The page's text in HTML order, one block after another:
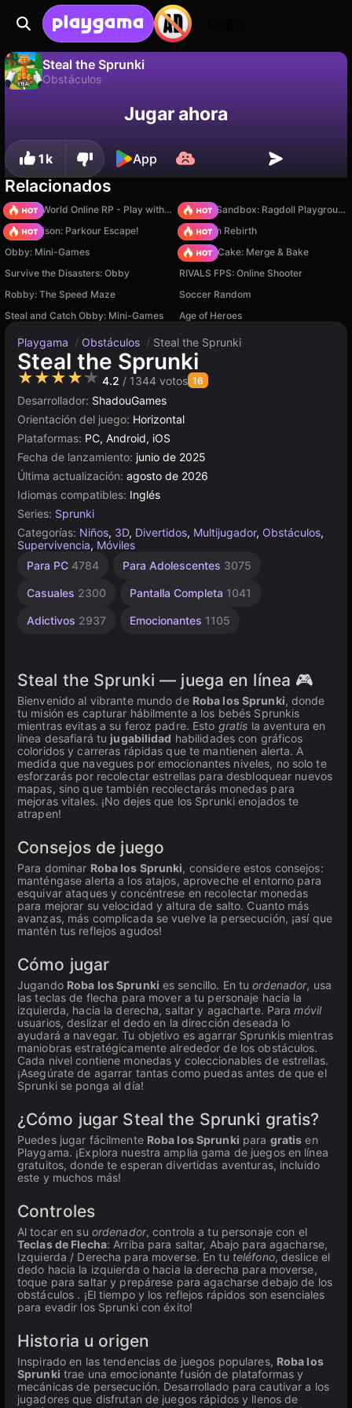
Steal the Sprunki
Obstáculos
¡Guarda el progreso!Jugar ahora
1k App
Relacionados
Sprunki World Online RP - Play with Friends!
Sprunki Sandbox: Ragdoll Playground Mode
Barry Prison: Parkour Escape!
Stickman Rebirth
Obby: Mini-Games
Piece of Cake: Merge & Bake
Survive the Disasters: Obby
RIVALS FPS: Online Shooter
Robby: The Speed Maze
Soccer Random
Steal and Catch Obby: Mini-Games
Age of Heroes
Playgama / Obstáculos / Steal the Sprunki
Steal the Sprunki
★★★★★ 4.2 / 1344 votos 16
Desarrollador: ShadouGames
Orientación del juego: Horizontal
Plataformas: PC, Android, iOS
Fecha de lanzamiento: junio de 2025
Última actualización: agosto de 2026
Idiomas compatibles: Inglés
Series: Sprunki
Categorías: Niños, 3D, Divertidos, Multijugador, Obstáculos,
Supervivencia, Móviles
Para PC 4784 Para Adolescentes 3075
Casuales 2300 Pantalla Completa 1041
Adictivos 2937 Emocionantes 1105
Roblox
Sin
2849
Agilidad
Escritorio
Alta
3571
Rusos
Para
1480
Browser
Unity
línea
Steal the Sprunki — juega en línea 🎮
Bienvenido al vibrante mundo de Roba los Sprunki, donde
tu misión es capturar hábilmente a los bebés Sprunkis
mientras evitas a su feroz padre. Esto gratis la aventura en
línea desafiará tu jugabilidad habilidades con gráficos
coloridos y carreras rápidas que te mantienen alerta. A
medida que navegues por emocionantes niveles, no solo te
esforzarás por recolectar estrellas para desbloquear nuevos
mapas, sino que también recolectarás monedas para
mejoras vitales. ¡No dejes que los Sprunki enojados te
atrapen!
Consejos de juego
Para dominar Roba los Sprunki, considere estos consejos:
manténgase alerta a los atajos, aproveche el entorno para
esquivar ataques y concéntrese en recolectar monedas
para mejorar su velocidad y altura de salto. Cuanto más
avanzas, más complicada se vuelve la persecución, ¡así que
mantén tus reflejos agudos!
Cómo jugar
Jugando Roba los Sprunki es sencillo. En tuordenador, usa
las teclas de flecha para mover a tu personaje hacia la
izquierda, hacia la derecha, saltar y agacharte. Paramóvil
usuarios, deslizar el dedo en la dirección deseada lo
ayudará a navegar. Tu objetivo es agarrar Sprunkis mientras
maniobras estratégicamente alrededor de los obstáculos.
Cada nivel contiene monedas y coleccionables de estrellas.
¡Asegúrate de agarrar tantas como puedas antes de que el
Sprunki se ponga al día!
¿Cómo jugar Steal the Sprunki gratis?
Puedes jugar fácilmente Roba los Sprunki para gratis en
Playgama. ¡Explora nuestra amplia gama de juegos en línea
gratuitos, donde te esperan divertidas aventuras, incluido
este y muchos más!
Controles
Al tocar en su ordenador, controla a tu personaje con el
Teclas de Flecha: Arriba para saltar, Abajo para agacharse,
Izquierda / Derecha para moverse. En tu teléfono, deslice el
dedo hacia la izquierda o hacia la derecha para moverse,
toque para saltar y prepárese para agacharse debajo de los
obstáculos . ¡El tiempo y los reflejos rápidos son esenciales
para evadir los Sprunki con éxito!
Historia u origen
Inspirado en las tendencias de juegos populares, Roba los
Sprunki trae una emocionante fusión de plataformas y
mecánicas de persecución. Desarrollado para cautivar a los
jugadores que disfrutan de juegos rápidos y llenos de